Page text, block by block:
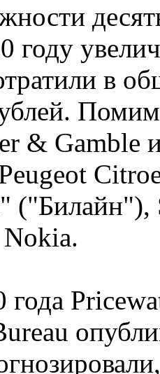
году
в
& Gamble
("Билайн"),
года